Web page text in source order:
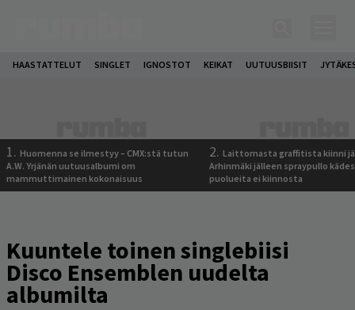
HAASTATTELUT SINGLET IGNOSTOT KEIKAT UUTUUSBIISIT
1. Huomenna se ilmestyy – CMX:stä tutun
A.W. Yrjänän uutuusalbumi om
mammuttimainen kokonaisuus
2. Laittomasta graffitista kiinni
Arhinmäki jälleen spraypullo
puolueita ei kiinnosta
Kuuntele toinen singlebiisi
Disco Ensemblen uudelta
albumilta